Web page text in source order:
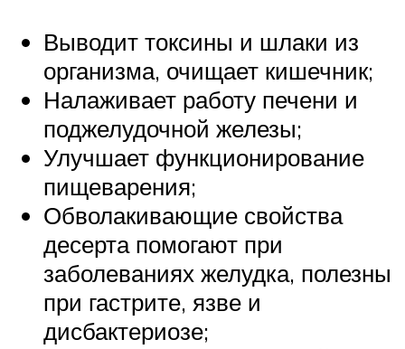
Выводит токсины и шлаки из
организма, очищает кишечник;
Налаживает работу печени и
поджелудочной железы;
Улучшает функционирование
пищеварения;
Обволакивающие свойства
десерта помогают при
заболеваниях желудка, полезны
при гастрите, язве и
дисбактериозе;